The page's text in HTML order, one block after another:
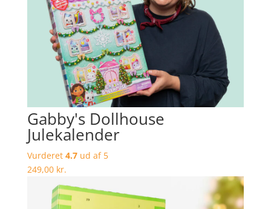
Gabby's Dollhouse
Julekalender
Vurderet 4.7ud af 5
249,00 kr.